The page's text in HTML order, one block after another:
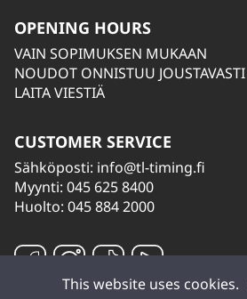
OPENING HOURS
VAIN SOPIMUKSEN MUKAAN
NOUDOT ONNISTUU JOUSTAVASTI
LAITA VIESTIÄ
CUSTOMER SERVICE
Sähköposti: info@tl-timing.fi
Myynti: 045 625 8400
Huolto: 045 884 2000
This website uses cookies.